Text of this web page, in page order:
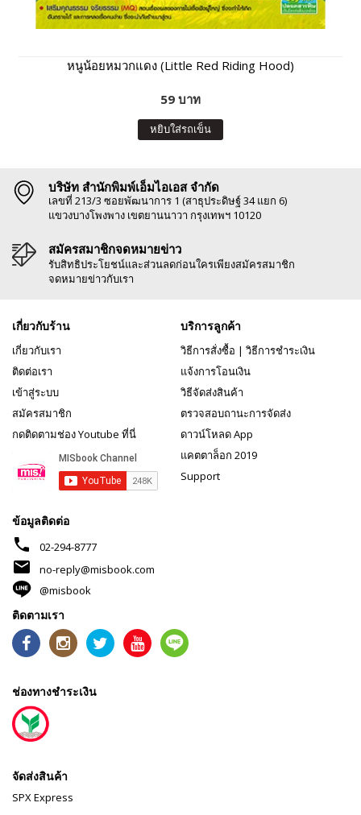
หนูน้อยหมวกแดง (Little Red Riding Hood)
59 บาท
หยิบใส่รถเข็น
บริษัท สำนักพิมพ์เอ็มไอเอส จำกัด
เลขที่ 213/3 ซอยพัฒนาการ 1 (สาธุประดิษฐ์ 34 แยก 6)
แขวงบางโพงพาง เขตยานนาวา กรุงเทพฯ 10120
สมัครสมาชิกจดหมายข่าว
รับสิทธิประโยชน์และส่วนลดก่อนใครเพียงสมัครสมาชิก
จดหมายข่าวกับเรา
เกี่ยวกับร้าน
เกี่ยวกับเรา
ติดต่อเรา
เข้าสู่ระบบ
สมัครสมาชิก
กดติดตามช่อง Youtube ที่นี่
บริการลูกค้า
วิธีการสั่งซื้อ | วิธีการชำระเงิน
แจ้งการโอนเงิน
วิธีจัดส่งสินค้า
ตรวจสอบถานะการจัดส่ง
ดาวน์โหลด App
แคตตาล็อก 2019
Support
ข้อมูลติดต่อ
phone 02-294-8777
mail
no-reply@misbook.com
@misbook
ติดตามเรา
ช่องทางชำระเงิน
จัดส่งสินค้า
SPX Express